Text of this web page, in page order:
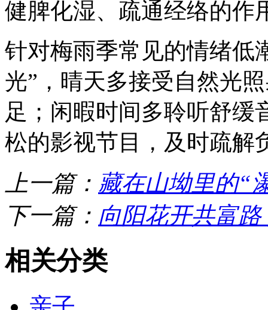
健脾化湿、疏通经络的作
针对梅雨季常见的情绪低
光”，晴天多接受自然光
足；闲暇时间多聆听舒缓
松的影视节目，及时疏解
上一篇： 藏在山坳里的“
下一篇： 向阳花开共富
相关分类